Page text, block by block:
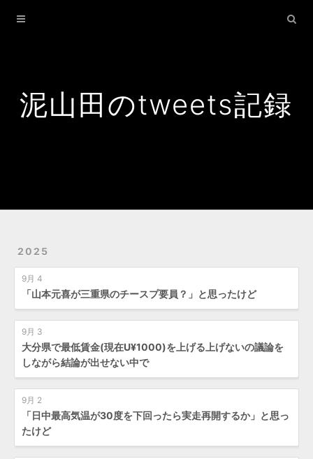
泥山田のtweets記録
2025
9月 4
「山本元喜が三重県のチースプ要員？」と思ったけど
9月 3
大分県で最低賃金(現在U¥1000)を上げる上げないの議論を
しながら結論が出せない中で
9月 2
「日中最高気温が30度を下回ったら実走再開するか」と思っ
たけど
Home